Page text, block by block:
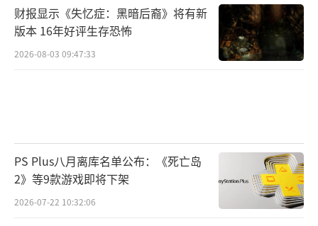
财报显示《失忆症：黑暗后裔》将有新
版本 16年好评生存恐怖
2026-08-03 09:47:33
PS Plus八月离库名单公布：《死亡岛
2》等9款游戏即将下架
2026-07-22 10:32:06